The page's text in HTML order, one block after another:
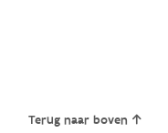
Terug naar boven